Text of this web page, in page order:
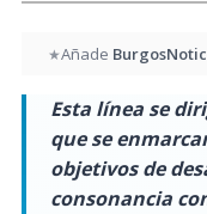
★Añade
Esta línea se
que se
objetivos de
consonancia